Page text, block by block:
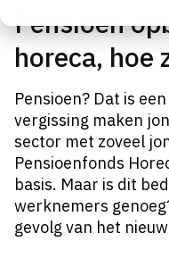
Pensioen
horeca, hoe
Pensioen? Dat is
vergissing maken
sector met zoveel
Pensioenfonds
basis. Maar is dit
werknemers
gevolg van het